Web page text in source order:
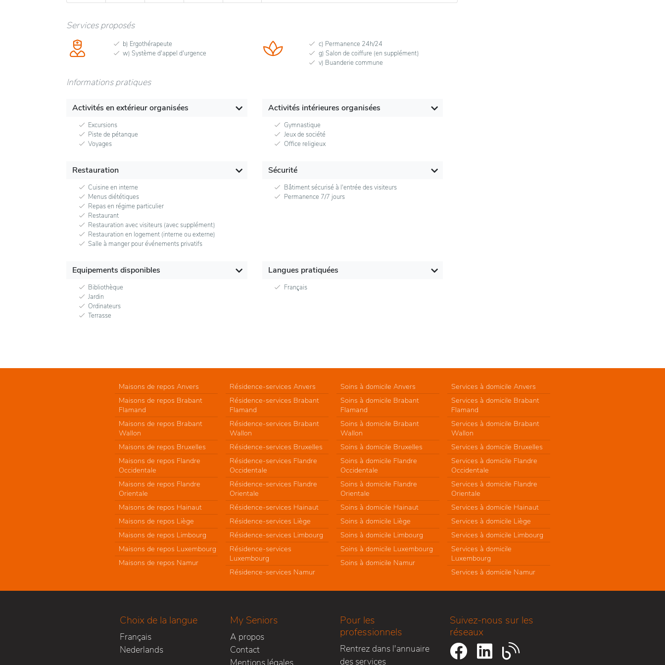
Services proposés
b) Ergothérapeute
w) Système d'appel d'urgence
c) Permanence 24h/24
g) Salon de coiffure (en supplément)
v) Buanderie commune
Informations pratiques
Activités en extérieur organisées
Excursions
Piste de pétanque
Voyages
Activités intérieures organisées
Gymnastique
Jeux de société
Office religieux
Restauration
Cuisine en interne
Menus diététiques
Repas en régime particulier
Restaurant
Restauration avec visiteurs (avec supplément)
Restauration en logement (interne ou externe)
Salle à manger pour événements privatifs
Sécurité
Bâtiment sécurisé à l'entrée des visiteurs
Permanence 7/7 jours
Equipements disponibles
Bibliothèque
Jardin
Ordinateurs
Terrasse
Langues pratiquées
Français
Maisons de repos Anvers
Maisons de repos Brabant
Flamand
Maisons de repos Brabant
Wallon
Maisons de repos Bruxelles
Maisons de repos Flandre
Occidentale
Maisons de repos Flandre
Orientale
Maisons de repos Hainaut
Maisons de repos Liège
Maisons de repos Limbourg
Maisons de repos Luxembourg
Maisons de repos Namur
Résidence-services Anvers
Résidence-services Brabant
Flamand
Résidence-services Brabant
Wallon
Résidence-services Bruxelles
Résidence-services Flandre
Occidentale
Résidence-services Flandre
Orientale
Résidence-services Hainaut
Résidence-services Liège
Résidence-services Limbourg
Résidence-services
Luxembourg
Résidence-services Namur
Soins à domicile Anvers
Soins à domicile Brabant
Flamand
Soins à domicile Brabant
Wallon
Soins à domicile Bruxelles
Soins à domicile Flandre
Occidentale
Soins à domicile Flandre
Orientale
Soins à domicile Hainaut
Soins à domicile Liège
Soins à domicile Limbourg
Soins à domicile Luxembourg
Soins à domicile Namur
Services à domicile Anvers
Services à domicile Brabant
Flamand
Services à domicile Brabant
Wallon
Services à domicile Bruxelles
Services à domicile Flandre
Occidentale
Services à domicile Flandre
Orientale
Services à domicile Hainaut
Services à domicile Liège
Services à domicile Limbourg
Services à domicile
Luxembourg
Services à domicile Namur
Choix de la langue
Français
Nederlands
My Seniors
A propos
Contact
Mentions légales
Pour les
professionnels
Rentrez dans l'annuaire
des services
Suivez-nous sur les
réseaux